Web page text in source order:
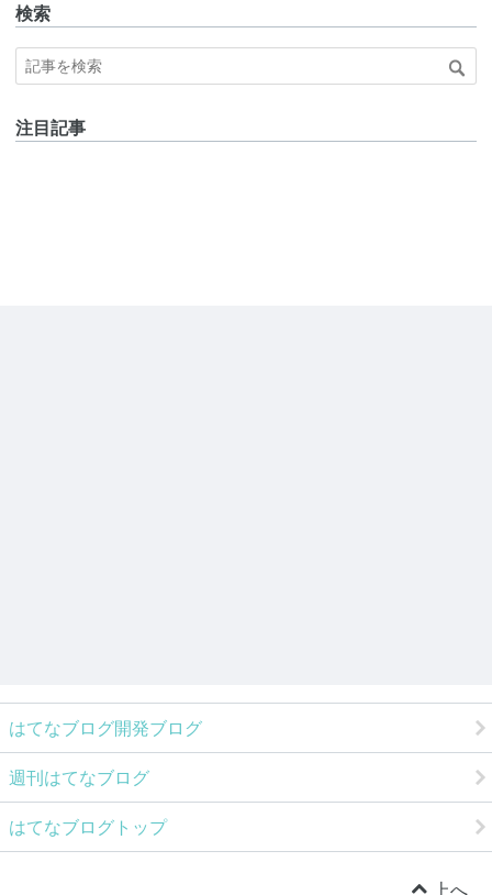
検索
注目記事
はてなブログ開発ブログ
週刊はてなブログ
はてなブログトップ
上へ